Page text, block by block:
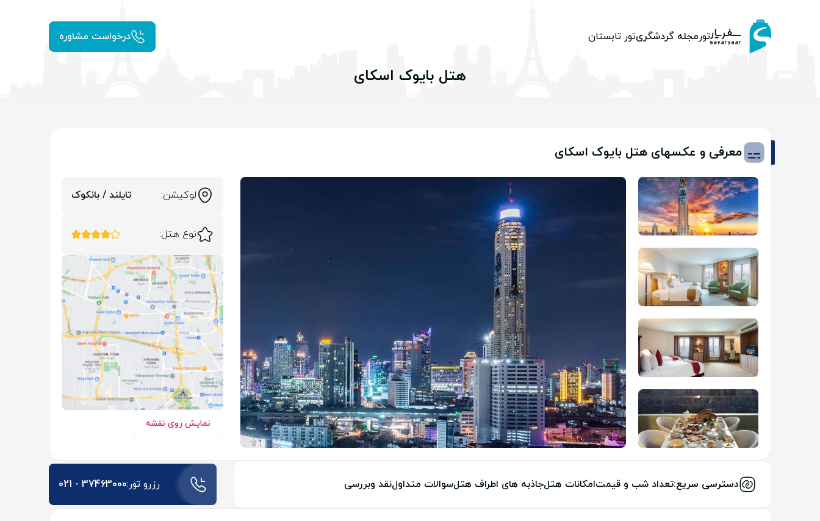
تورمجله گردشگریتور تابستان درخواست مشاوره
هتل بایوک اسکای
معرفی و عکسهای هتل بایوک اسکای
لوکیشن: تایلند / بانکوک
نوع هتل:
نمایش روی نقشه
دسترسی سریع:تعداد شب و قیمتامکانات هتلجاذبه های اطراف هتلسوالات متداولنقد وبررسی رزرو تور:021 - 37463000